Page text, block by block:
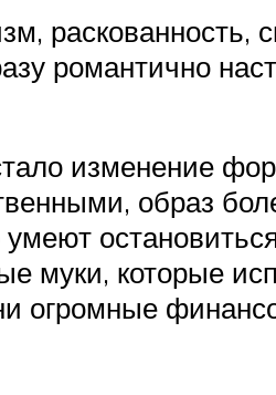
раскованность,
романтично
изменение
образ
муки, которые
огромные